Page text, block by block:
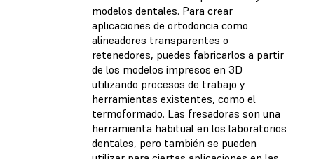
modelos dentales. Para crear
aplicaciones de ortodoncia como
alineadores transparentes o
retenedores, puedes fabricarlos a partir
de los modelos impresos en 3D
utilizando procesos de trabajo y
herramientas existentes, como el
termoformado. Las fresadoras son una
herramienta habitual en los laboratorios
dentales, pero también se pueden